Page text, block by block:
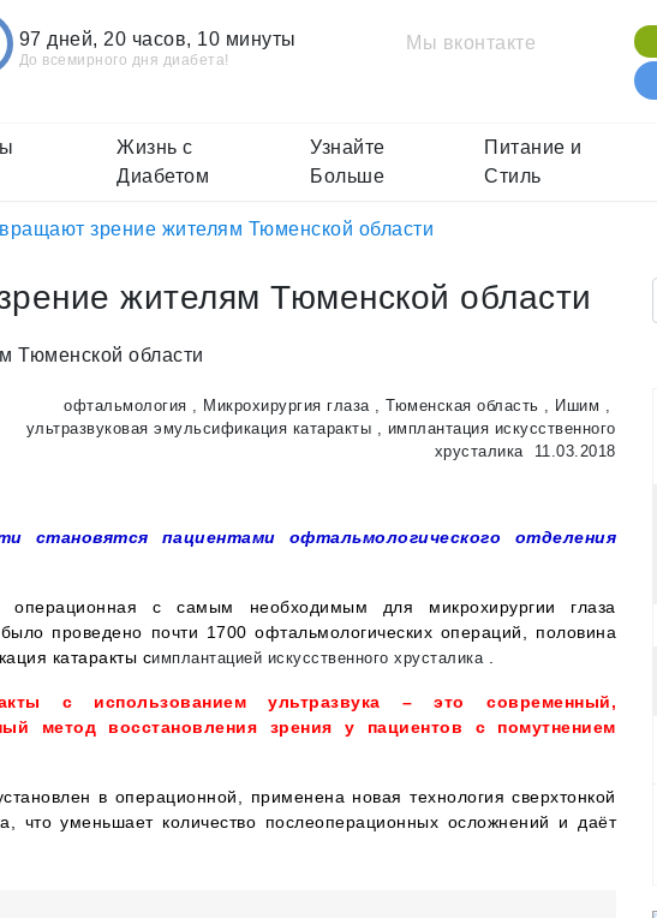
97 дней, 20 часов, 10 минуты
До всемирного дня диабета!
Мы вконтакте
Жизнь с
Диабетом
Узнайте
Больше
Питание и
Стиль
зрение жителям Тюменской области
жителям Тюменской области
офтальмология , Микрохирургия глаза,Тюменская область , Ишим ,
ультразвуковая эмульсификация катаракты , имплантация искусственного
хрусталика
11.03.2018
становятся пациентами офтальмологического отделения
операционная с самым необходимым для микрохирургии глаза
проведено почти 1700 офтальмологических операций, половина
катаракты симплантацией искусственного хрусталика
с использованием ультразвука – это современный,
метод восстановления зрения у пациентов с помутнением
в операционной, применена новая технология сверхтонкой
что уменьшает количество послеоперационных осложнений и даёт